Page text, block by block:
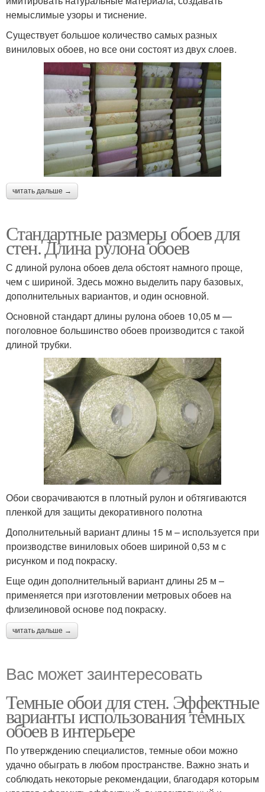
немыслимые узоры и тиснение.
Существует большое количество самых разных
виниловых обоев, но все они состоят из двух слоев.
читать дальше →
Стандартные размеры обоев для
стен. Длина рулона обоев
С длиной рулона обоев дела обстоят намного проще,
чем с шириной. Здесь можно выделить пару базовых,
дополнительных вариантов, и один основной.
Основной стандарт длины рулона обоев 10,05 м —
поголовное большинство обоев производится с такой
длиной трубки.
Обои сворачиваются в плотный рулон и обтягиваются
пленкой для защиты декоративного полотна
Дополнительный вариант длины 15 м – используется при
производстве виниловых обоев шириной 0,53 м с
рисунком и под покраску.
Еще один дополнительный вариант длины 25 м –
применяется при изготовлении метровых обоев на
флизелиновой основе под покраску.
читать дальше →
Вас может заинтересовать
Темные обои для стен. Эффектные
варианты использования темных
обоев в интерьере
По утверждению специалистов, темные обои можно
удачно обыграть в любом пространстве. Важно знать и
соблюдать некоторые рекомендации, благодаря которым